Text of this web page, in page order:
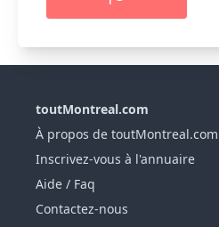
toutMontreal.com
À propos de toutMontreal.com
Inscrivez-vous à l'annuaire
Aide / Faq
Contactez-nous